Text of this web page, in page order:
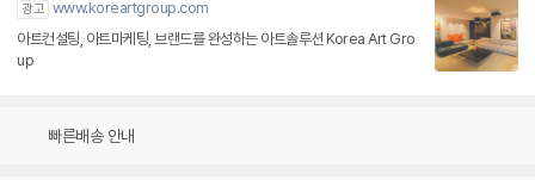
광고 www.koreartgroup.com
아트컨설팅, 아트마케팅, 브랜드를 완성하는 아트솔루션 Korea Art Gro
up
빠른배송 안내